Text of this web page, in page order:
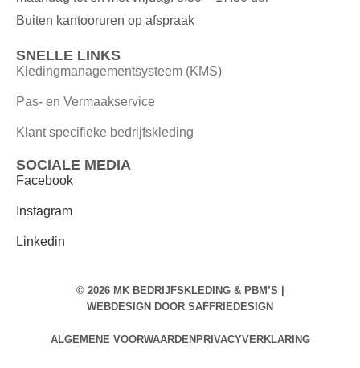
Buiten kantooruren op afspraak
SNELLE LINKS
Kledingmanagementsysteem (KMS)
Pas- en Vermaakservice
Klant specifieke bedrijfskleding
SOCIALE MEDIA
Facebook
Instagram
Linkedin
© 2026 MK BEDRIJFSKLEDING & PBM’S |
WEBDESIGN DOOR SAFFRIEDESIGN
ALGEMENE VOORWAARDENPRIVACYVERKLARING